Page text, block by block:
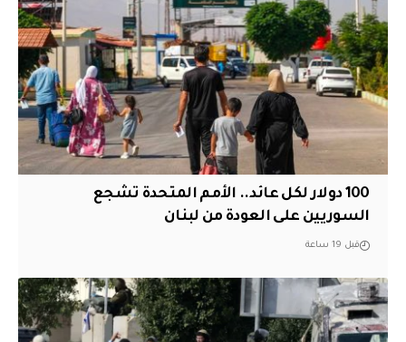
100 دولار لكل عائد.. الأمم المتحدة تشجع
السوريين على العودة من لبنان
قبل 19 ساعة